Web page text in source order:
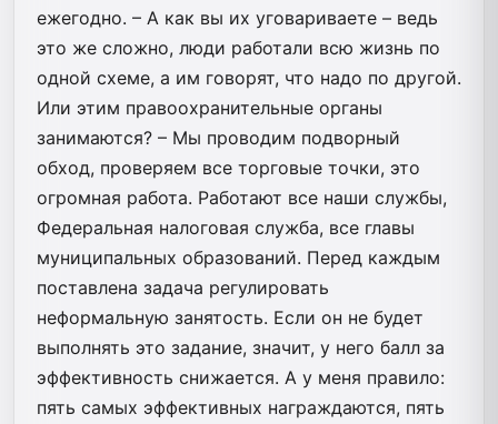
ежегодно. – А как вы их уговариваете – ведь
это же сложно, люди работали всю жизнь по
одной схеме, а им говорят, что надо по другой.
Или этим правоохранительные органы
занимаются? – Мы проводим подворный
обход, проверяем все торговые точки, это
огромная работа. Работают все наши службы,
Федеральная налоговая служба, все главы
муниципальных образований. Перед каждым
поставлена задача регулировать
неформальную занятость. Если он не будет
выполнять это задание, значит, у него балл за
эффективность снижается. А у меня правило:
пять самых эффективных награждаются, пять